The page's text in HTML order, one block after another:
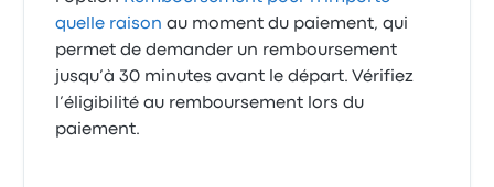
quelle raison au moment du paiement, qui
permet de demander un remboursement
jusqu’à 30 minutes avant le départ. Vérifiez
l’éligibilité au remboursement lors du
paiement.